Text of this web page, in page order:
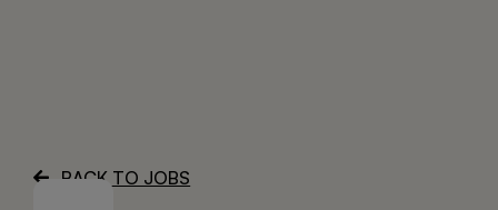
BACK TO JOBS